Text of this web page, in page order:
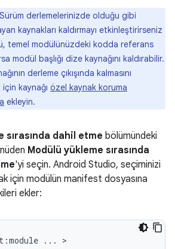
Sürüm derlemelerinizde olduğu gibi
kaynakları kaldırmayı etkinleştirirseniz
temel modülünüzdeki kodda referans
modül başlığı dize kaynağını kaldırabilir.
derleme çıkışında kalmasını
kaynağı özel kaynak koruma
ekleyin.
sırasında dahil etme bölümündeki
Modülü yükleme sırasında
'yi seçin. Android Studio, seçiminizi
için modülün manifest dosyasına
ekler:
...